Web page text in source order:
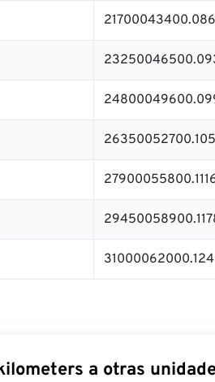
31000062000.124
a otras